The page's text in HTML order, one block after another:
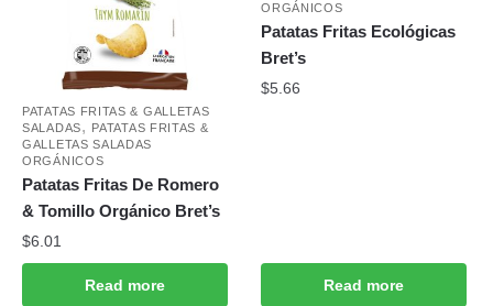
PATATAS FRITAS & GALLETAS
SALADAS,
PATATAS FRITAS &
GALLETAS SALADAS
ORGÁNICOS
Patatas Fritas De Romero
& Tomillo Orgánico Bret’s
$6.01
Read more
ORGÁNICOS
Patatas Fritas Ecológicas
Bret’s
$5.66
Read more